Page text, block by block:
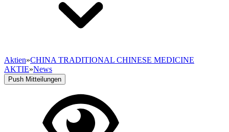
Aktien»CHINA TRADITIONAL CHINESE MEDICINE
AKTIE»News
Push Mitteilungen